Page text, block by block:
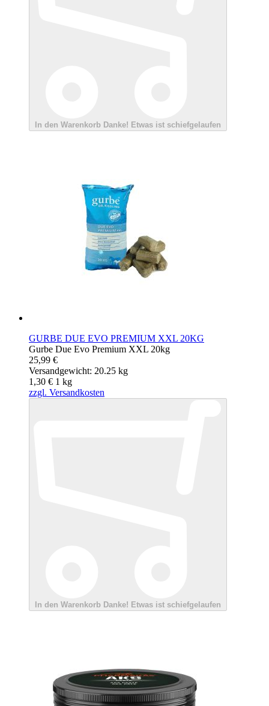
In den Warenkorb Danke! Etwas ist schiefgelaufen
GURBE DUE EVO PREMIUM XXL 20KG
Gurbe Due Evo Premium XXL 20kg
25,99 €
Versandgewicht: 20.25 kg
1,30 € 1 kg
zzgl. Versandkosten
In den Warenkorb Danke! Etwas ist schiefgelaufen